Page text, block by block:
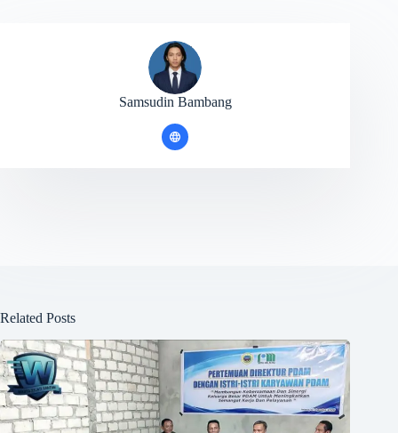
Samsudin Bambang
Related Posts